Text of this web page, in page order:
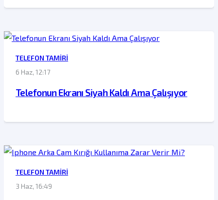
TELEFON TAMIRI
6 Haz, 12:17
Telefonun Ekranı Siyah Kaldı Ama Çalışıyor
TELEFON TAMIRI
3 Haz, 16:49